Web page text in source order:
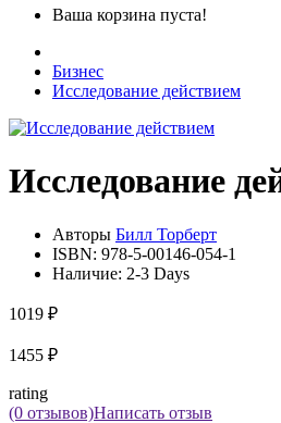
Ваша корзина пуста!
Бизнес
Исследование действием
Исследование
Авторы Билл Торберт
ISBN: 978-5-00146-054-1
Наличие: 2-3 Days
1019 ₽
1455 ₽
rating
(0 отзывов)Написать отзыв